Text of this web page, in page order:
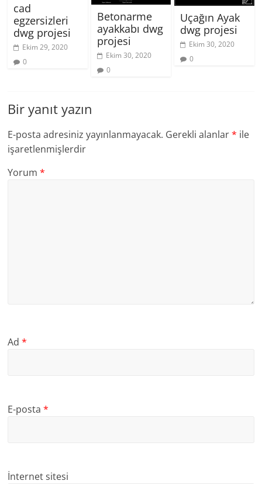
cad
egzersizleri
dwg projesi
Ekim 29, 2020
0
Betonarme
ayakkabı dwg
projesi
Ekim 30, 2020
0
Uçağın Ayak
dwg projesi
Ekim 30, 2020
0
Bir yanıt yazın
E-posta adresiniz yayınlanmayacak. Gerekli alanlar* ile
işaretlenmişlerdir
Yorum*
Ad*
E-posta*
İnternet sitesi